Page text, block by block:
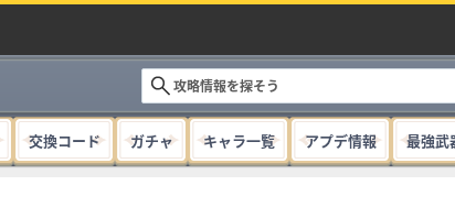
交換コード ガチャ キャラ一覧 アプデ情報 最強武